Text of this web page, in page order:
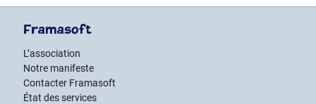
Framasoft
L’association
Notre manifeste
Contacter Framasoft
État des services